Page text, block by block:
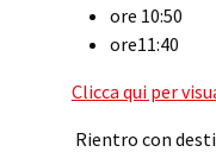
ore 10:50
ore11:40
Clicca qui per
Rientro con